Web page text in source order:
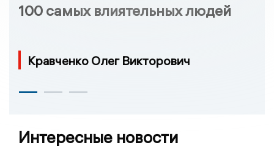
100 самых влиятельных людей
Кравченко Олег Викторович
Интересные новости